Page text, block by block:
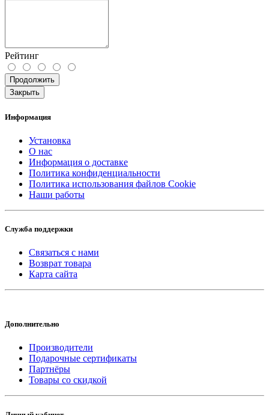
Рейтинг
Продолжить
Закрыть
Информация
Установка
О нас
Информация о доставке
Политика конфиденциальности
Политика использования файлов Cookie
Наши работы
Служба поддержки
Связаться с нами
Возврат товара
Карта сайта
Дополнительно
Производители
Подарочные сертификаты
Партнёры
Товары со скидкой